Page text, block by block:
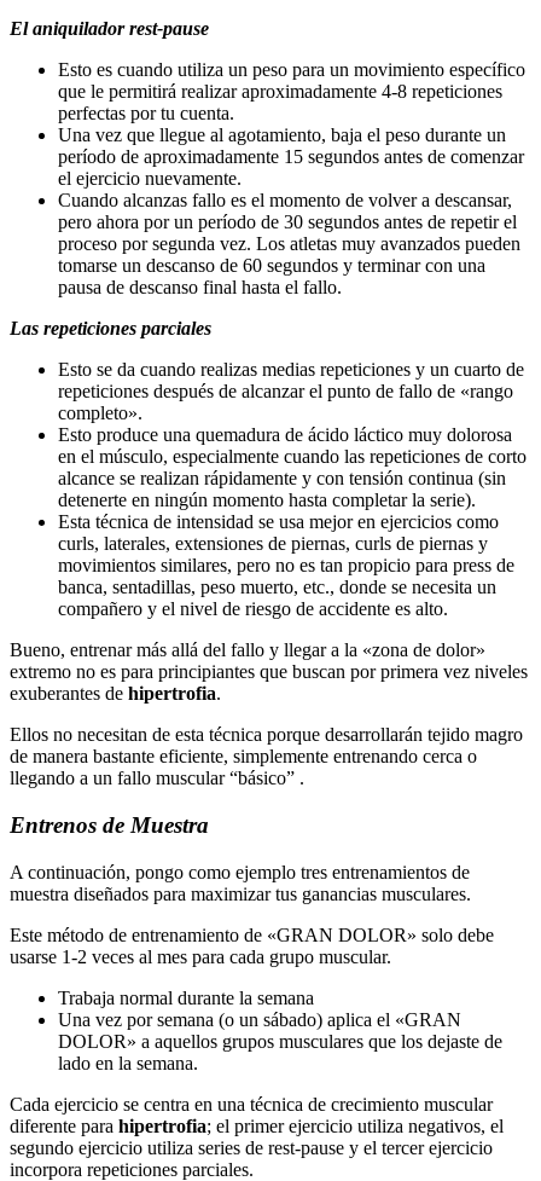
El aniquilador rest-pause
Esto es cuando utiliza un peso para un movimiento específico
que le permitirá realizar aproximadamente 4-8 repeticiones
perfectas por tu cuenta.
Una vez que llegue al agotamiento, baja el peso durante un
período de aproximadamente 15 segundos antes de comenzar
el ejercicio nuevamente.
Cuando alcanzas fallo es el momento de volver a descansar,
pero ahora por un período de 30 segundos antes de repetir el
proceso por segunda vez. Los atletas muy avanzados pueden
tomarse un descanso de 60 segundos y terminar con una
pausa de descanso final hasta el fallo.
Las repeticiones parciales
Esto se da cuando realizas medias repeticiones y un cuarto de
repeticiones después de alcanzar el punto de fallo de «rango
completo».
Esto produce una quemadura de ácido láctico muy dolorosa
en el músculo, especialmente cuando las repeticiones de corto
alcance se realizan rápidamente y con tensión continua (sin
detenerte en ningún momento hasta completar la serie).
Esta técnica de intensidad se usa mejor en ejercicios como
curls, laterales, extensiones de piernas, curls de piernas y
movimientos similares, pero no es tan propicio para press de
banca, sentadillas, peso muerto, etc., donde se necesita un
compañero y el nivel de riesgo de accidente es alto.
Bueno, entrenar más allá del fallo y llegar a la «zona de dolor»
extremo no es para principiantes que buscan por primera vez niveles
exuberantes de hipertrofia.
Ellos no necesitan de esta técnica porque desarrollarán tejido magro
de manera bastante eficiente, simplemente entrenando cerca o
llegando a un fallo muscular “básico” .
Entrenos de Muestra
A continuación, pongo como ejemplo tres entrenamientos de
muestra diseñados para maximizar tus ganancias musculares.
Este método de entrenamiento de «GRAN DOLOR» solo debe
usarse 1-2 veces al mes para cada grupo muscular.
Trabaja normal durante la semana
Una vez por semana (o un sábado) aplica el «GRAN
DOLOR» a aquellos grupos musculares que los dejaste de
lado en la semana.
Cada ejercicio se centra en una técnica de crecimiento muscular
diferente para hipertrofia; el primer ejercicio utiliza negativos, el
segundo ejercicio utiliza series de rest-pause y el tercer ejercicio
incorpora repeticiones parciales.